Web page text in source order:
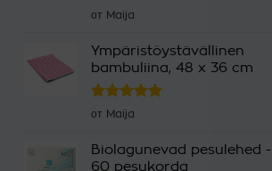
Оценка
от Maija
Ympäristöystävällinen
bambuliina, 48 x 36 cm
Оценка
от Maija
Biolagunevad pesulehed -
60 pesukorda